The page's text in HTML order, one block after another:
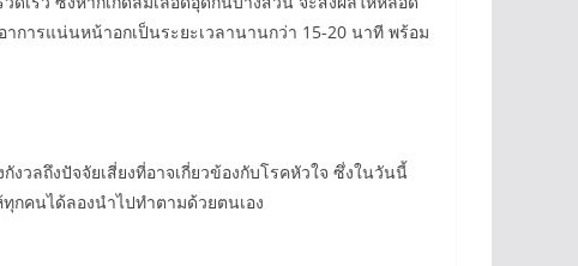
การแน่นหน้าอกเป็นระยะเวลานานกว่า 15-20 นาที พร้อม
วลถึงปัจจัยเสี่ยงที่อาจเกี่ยวข้องกับโรคหัวใจ ซึ่งในวันนี้
กคนได้ลองนำไปทำตามด้วยตนเอง